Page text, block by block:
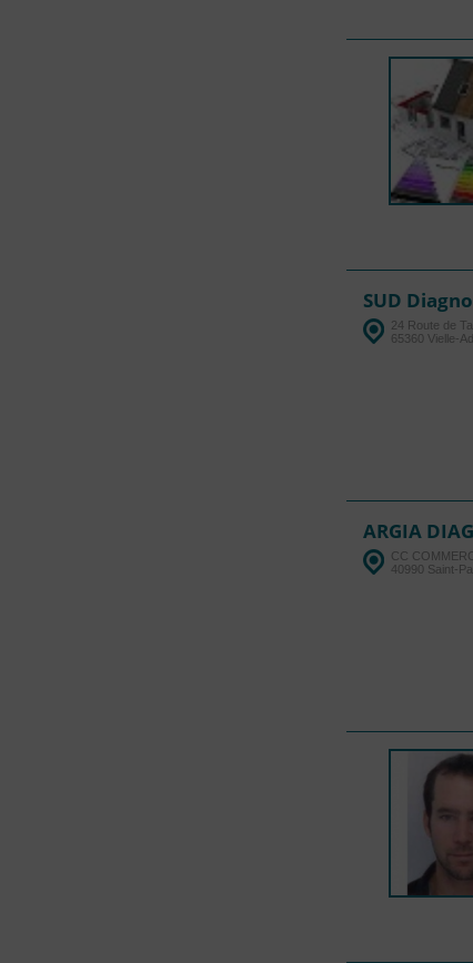
SUD
24 Route de
65360 Vielle-
ARGIA
CC
40990 Saint-